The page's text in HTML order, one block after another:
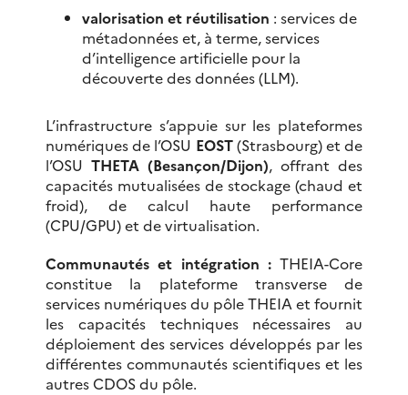
valorisation et réutilisation : services de
métadonnées et, à terme, services
d’intelligence artificielle pour la
découverte des données (LLM).
L’infrastructure s’appuie sur les plateformes
numériques de l’OSU EOST(Strasbourg) et de
l’OSU THETA (Besançon/Dijon), offrant des
capacités mutualisées de stockage (chaud et
froid), de calcul haute performance
(CPU/GPU) et de virtualisation.
Communautés et intégration : THEIA-Core
constitue la plateforme transverse de
services numériques du pôle THEIA et fournit
les capacités techniques nécessaires au
déploiement des services développés par les
différentes communautés scientifiques et les
autres CDOS du pôle.